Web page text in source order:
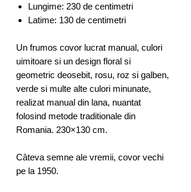
Lungime: 230 de centimetri
Latime: 130 de centimetri
Un frumos covor lucrat manual, culori
uimitoare si un design floral si
geometric deosebit, rosu, roz si galben,
verde si multe alte culori minunate,
realizat manual din lana, nuantat
folosind metode traditionale din
Romania. 230×130 cm.
Câteva semne ale vremii, covor vechi
pe la 1950.